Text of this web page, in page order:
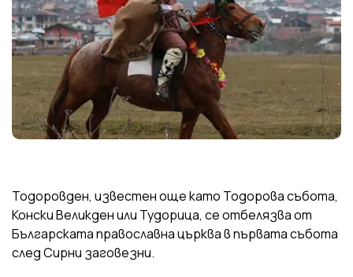
Тодоровден, известен още като Тодорова събота,
Конски Великден или Тудорица, се отбелязва от
Българската православна църква в първата събота
след Сирни заговезни.